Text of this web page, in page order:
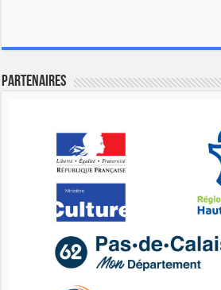
Partenaires